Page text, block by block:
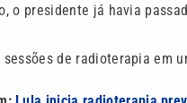
o presidente já havia
de radioterapia em